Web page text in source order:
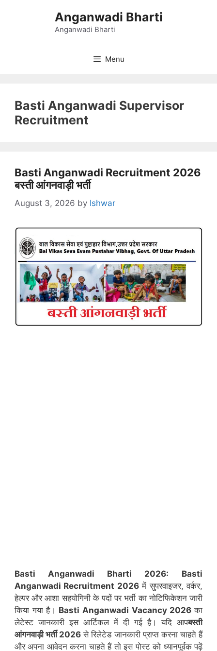
Anganwadi Bharti
Anganwadi Bharti
Menu
Basti Anganwadi Supervisor
Recruitment
Basti Anganwadi Recruitment 2026
बस्ती आंगनवाड़ी भर्ती
August 3, 2026 by Ishwar
Basti Anganwadi Bharti 2026:
Basti
Anganwadi Recruitment 2026में सुपरवाइजर, वर्कर,
हेल्पर और आशा सहयोगिनी के पदों पर भर्ती का नोटिफिकेशन जारी
किया गया है। Basti Anganwadi Vacancy 2026का
लेटेस्ट जानकारी इस आर्टिकल में दी गई है। यदि आपबस्ती
आंगनवाड़ी भर्ती 2026 से रिलेटेड जानकारी प्राप्त करना चाहते हैं
और अपना आवेदन करना चाहते हैं तो इस पोस्ट को ध्यानपूर्वक पढ़ें